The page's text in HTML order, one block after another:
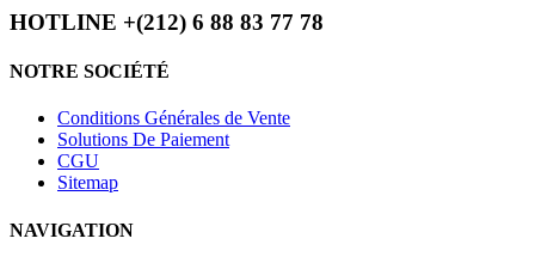
HOTLINE +(212) 6 88 83 77 78
NOTRE SOCIÉTÉ
Conditions Générales de Vente
Solutions De Paiement
CGU
Sitemap
NAVIGATION